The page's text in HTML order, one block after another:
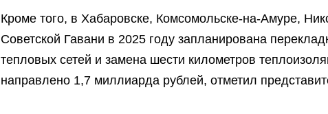
Кроме того, в Хабаровске, Комсомольске-на-Амуре,
Советской Гавани в 2025 году запланирована
тепловых сетей и замена шести километров
направлено 1,7 миллиарда рублей, отметил